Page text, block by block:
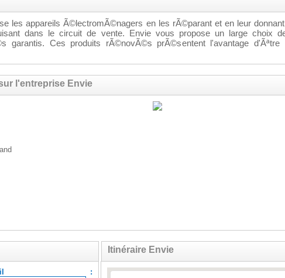
les appareils Ã©lectromÃ©nagers en les rÃ©parant et en leur
dans le circuit de vente. Envie vous propose un large choix
garantis. Ces produits rÃ©novÃ©s prÃ©sentent l'avantage d'Ãªtre
l'entreprise Envie
:
Itinéraire Envie